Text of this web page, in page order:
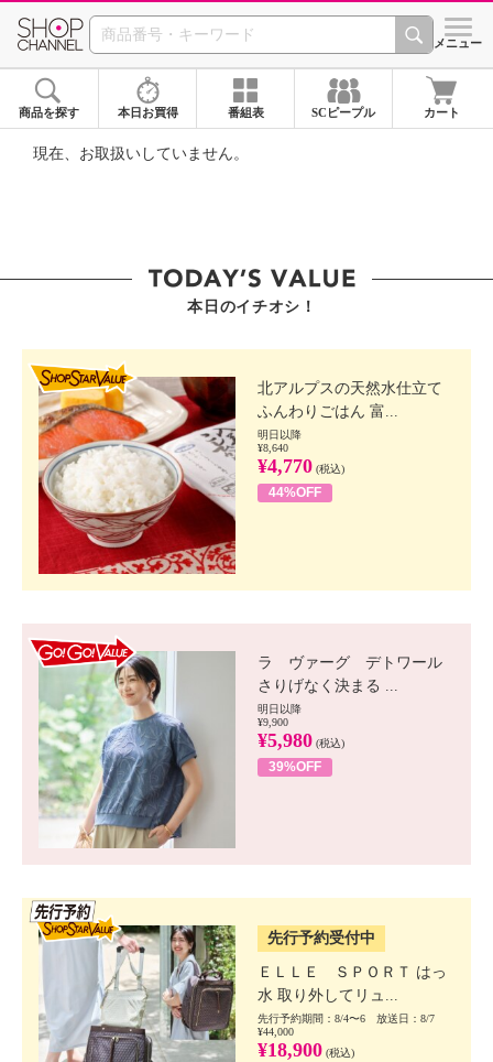
SHOP CHANNEL ショッ
メニュー
商品を探す 本日お買得 番組表 SCピープル カート
現在、お取扱いしていません。
本日のイチオシ！
北アルプスの天然水仕立て
ふんわりごはん 富...
明日以降
¥8,640
¥4,770 (税込)
44%OFF
ラ ヴァーグ デトワール
さりげなく決まる ...
明日以降
¥9,900
¥5,980 (税込)
39%OFF
先行予約受付中
ＥＬＬＥ ＳＰＯＲＴ はっ
水 取り外してリュ...
先行予約期間：8/4〜6 放送日：8/7
¥44,000
¥18,900 (税込)